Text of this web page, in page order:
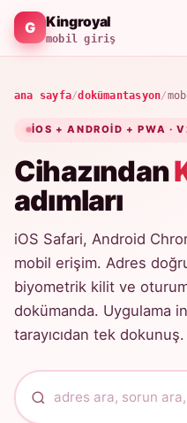
Kingroyal
mobil giriş
ana sayfa/dokümantasyon/
IOS + ANDROID + PWA ·
Cihazından
adımları
iOS Safari, Android
mobil erişim. Adres
biyometrik kilit ve
dokümanda. Uygulama
tarayıcıdan tek dokunuş.